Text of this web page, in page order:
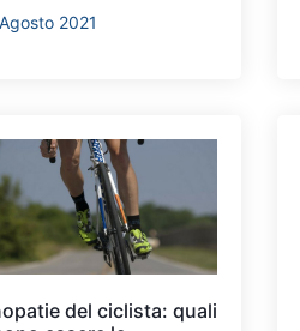
2021
del ciclista: quali